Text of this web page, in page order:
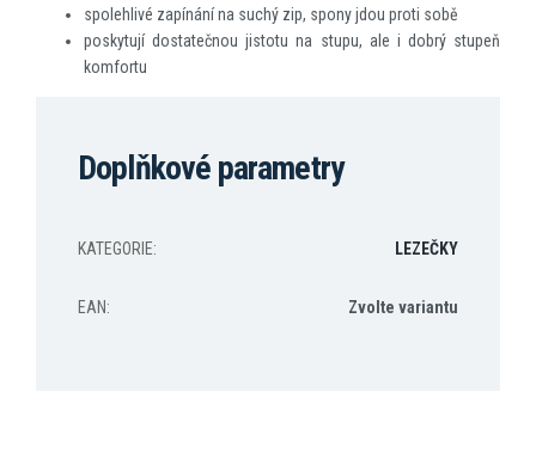
spolehlivé zapínání na suchý zip, spony jdou proti sobě
poskytují dostatečnou jistotu na stupu, ale i dobrý stupeň
komfortu
Doplňkové parametry
KATEGORIE: LEZEČKY
EAN: Zvolte variantu